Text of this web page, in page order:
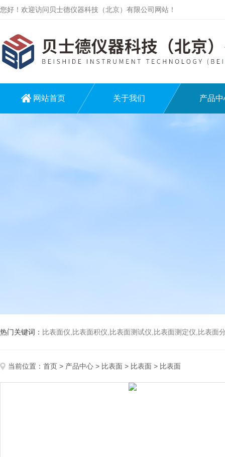
您好！欢迎访问贝士德仪器科技（北京）有限公司网站！
网站首页 关于我们 产品中
热门关键词： 比表面仪,比表面积仪,比表面测试仪,比表面测定仪,比表面分析仪,比表
当前位置： 首页 > 产品中心 > 比表面 > 比表面 > 比表面